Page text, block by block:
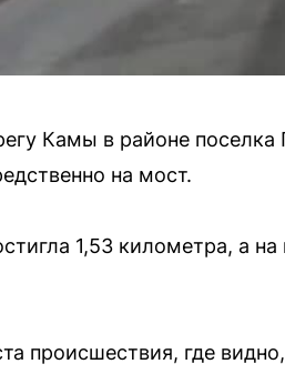
Камы в районе поселка
на мост.
1,53 километра, а
происшествия, где